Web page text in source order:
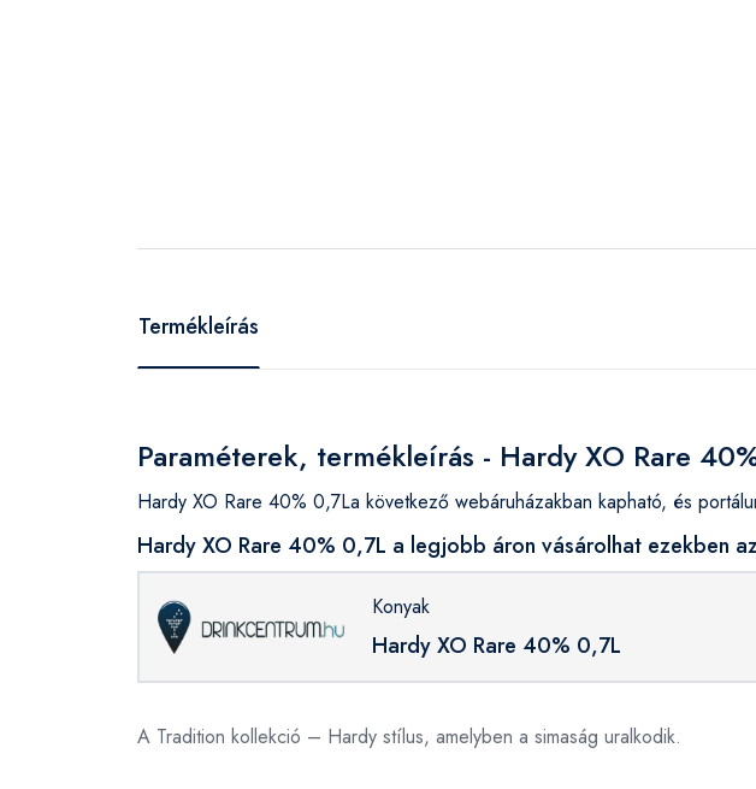
Termékleírás
Paraméterek, termékleírás - Hardy XO Rare
Hardy XO Rare 40% 0,7La következő webáruházakban kapható, és
Hardy XO Rare 40% 0,7L a legjobb áron vásárolhat ezekben
Konyak
Hardy XO Rare 40% 0,7L
A Tradition kollekció – Hardy stílus, amelyben a simaság uralkodik.